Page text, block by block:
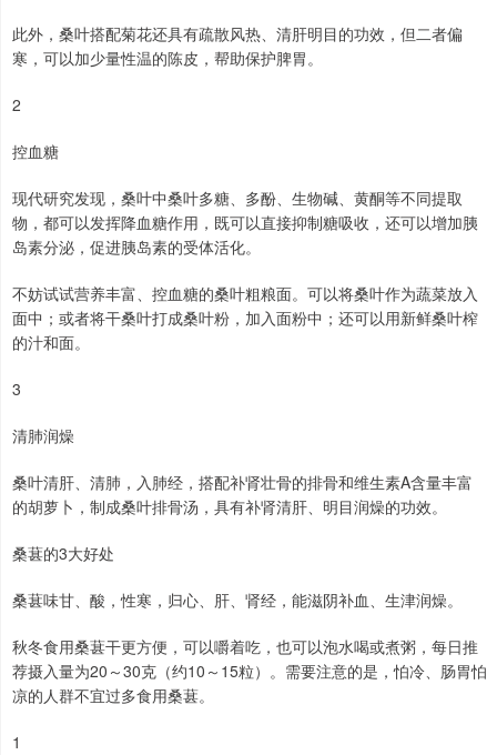
此外，桑叶搭配菊花还具有疏散风热、清肝明目的功效，但二者偏
寒，可以加少量性温的陈皮，帮助保护脾胃。
2
控血糖
现代研究发现，桑叶中桑叶多糖、多酚、生物碱、黄酮等不同提取
物，都可以发挥降血糖作用，既可以直接抑制糖吸收，还可以增加胰
岛素分泌，促进胰岛素的受体活化。
不妨试试营养丰富、控血糖的桑叶粗粮面。可以将桑叶作为蔬菜放入
面中；或者将干桑叶打成桑叶粉，加入面粉中；还可以用新鲜桑叶榨
的汁和面。
3
清肺润燥
桑叶清肝、清肺，入肺经，搭配补肾壮骨的排骨和维生素A含量丰富
的胡萝卜，制成桑叶排骨汤，具有补肾清肝、明目润燥的功效。
桑葚的3大好处
桑葚味甘、酸，性寒，归心、肝、肾经，能滋阴补血、生津润燥。
秋冬食用桑葚干更方便，可以嚼着吃，也可以泡水喝或煮粥，每日推
荐摄入量为20～30克（约10～15粒）。需要注意的是，怕冷、肠胃怕
凉的人群不宜过多食用桑葚。
1